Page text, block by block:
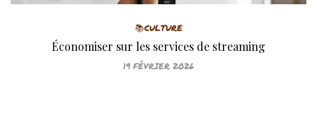
📚CULTURE
Économiser sur les services de streaming
19 FÉVRIER 2026